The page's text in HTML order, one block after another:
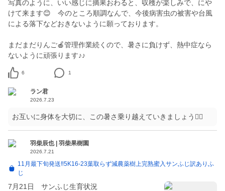
写真のように、いい感じに摘果おわると、収穫が楽しみで、にや
けて来ます😊 今のところ順調なんで、今後病害虫の被害や台風
による落下などおきないように願っております。
まだまだりんご🍎管理作業続くので、暑さに負けず、熱中症なら
ないように頑張ります♪♪
6 1
ラン君
2026.7.23
お互いに身体を大切に、この暑さ乗り越えていきましょう🙋‍♀️
羽柴辰也 | 羽柴果樹園
2026.7.21
11月最下旬発送‼️5K16-23葉取らず減農薬樹上完熟蜜入サンふじ訳ありふ
じ
7月21日 サンふじ生育状況